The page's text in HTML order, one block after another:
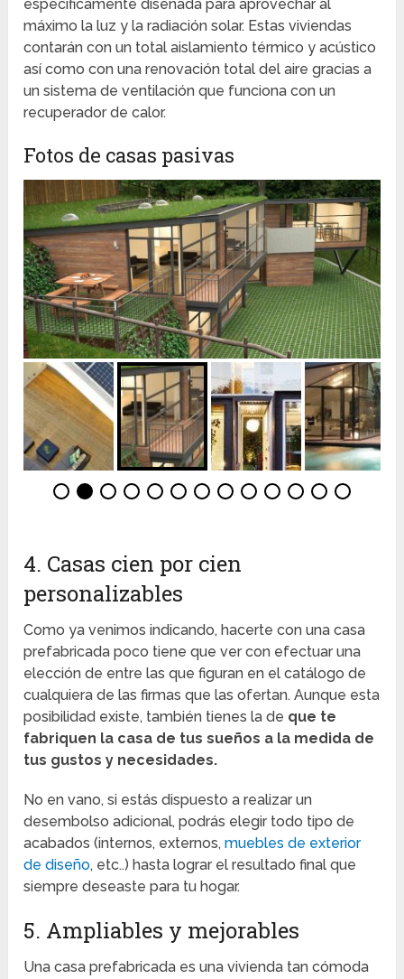
específicamente diseñada para aprovechar al
máximo la luz y la radiación solar. Estas viviendas
contarán con un total aislamiento térmico y acústico
así como con una renovación total del aire gracias a
un sistema de ventilación que funciona con un
recuperador de calor.
Fotos de casas pasivas
4. Casas cien por cien
personalizables
Como ya venimos indicando, hacerte con una casa
prefabricada poco tiene que ver con efectuar una
elección de entre las que figuran en el catálogo de
cualquiera de las firmas que las ofertan. Aunque esta
posibilidad existe, también tienes la de que te
fabriquen la casa de tus sueños a la medida de
tus gustos y necesidades.
No en vano, si estás dispuesto a realizar un
desembolso adicional, podrás elegir todo tipo de
acabados (internos, externos,muebles de exterior
de diseño, etc..) hasta lograr el resultado final que
siempre deseaste para tu hogar.
5. Ampliables y mejorables
Una casa prefabricada es una vivienda tan cómoda